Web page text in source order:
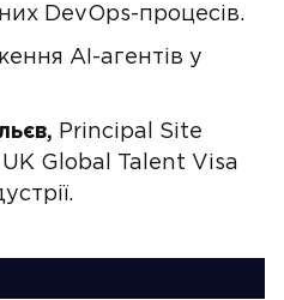
DevOps-процесів.
AI-агентів у
Principal Site
Global Talent Visa